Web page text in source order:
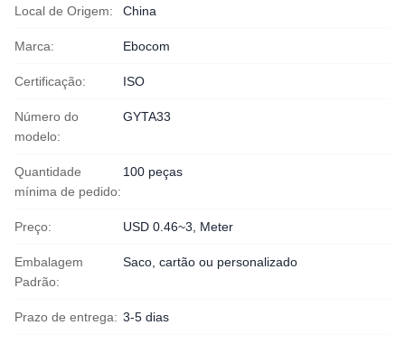
Local de Origem: China
Marca: Ebocom
Certificação: ISO
Número do
modelo:
GYTA33
Quantidade
mínima de pedido:
100 peças
Preço: USD 0.46~3, Meter
Embalagem
Padrão:
Saco, cartão ou personalizado
Prazo de entrega: 3-5 dias